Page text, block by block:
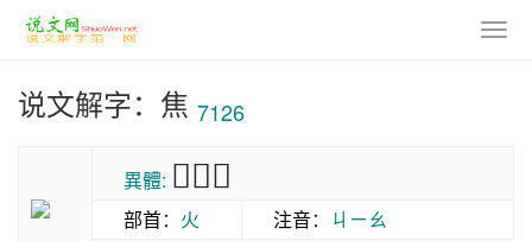
说文解字：焦 7126
異體: 𤓪𤓬𤊙
部首： 火 注音：
ㄐㄧㄠ